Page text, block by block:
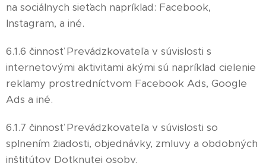
na sociálnych sieťach napríklad: Facebook,
Instagram, a iné.
6.1.6 činnosť Prevádzkovateľa v súvislosti s
internetovými aktivitami akými sú napríklad cielenie
reklamy prostredníctvom Facebook Ads, Google
Ads a iné.
6.1.7 činnosť Prevádzkovateľa v súvislosti so
splnením žiadosti, objednávky, zmluvy a obdobných
inštitútov Dotknutej osoby.